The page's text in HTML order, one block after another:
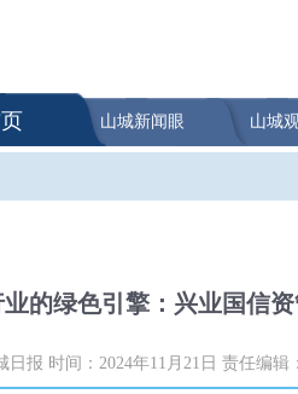
山城新闻眼 山城
的绿色引擎：兴业国信
日报 时间：2024年11月21日 责任编辑